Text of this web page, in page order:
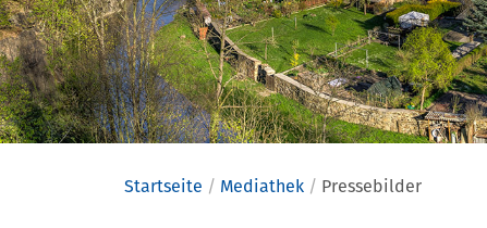
Startseite Mediathek Pressebilder